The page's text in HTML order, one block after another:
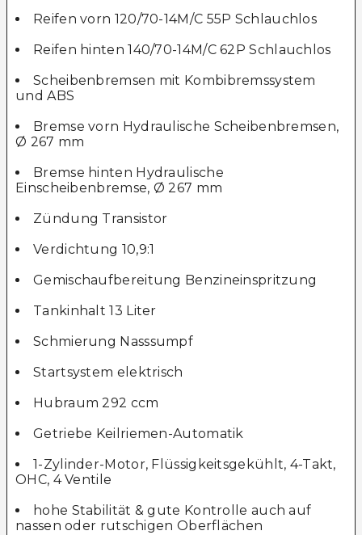
Reifen vorn 120/70-14M/C 55P Schlauchlos
Reifen hinten 140/70-14M/C 62P Schlauchlos
Scheibenbremsen mit Kombibremssystem
und ABS
Bremse vorn Hydraulische Scheibenbremsen,
Ø 267 mm
Bremse hinten Hydraulische
Einscheibenbremse, Ø 267 mm
Zündung Transistor
Verdichtung 10,9:1
Gemischaufbereitung Benzineinspritzung
Tankinhalt 13 Liter
Schmierung Nasssumpf
Startsystem elektrisch
Hubraum 292 ccm
Getriebe Keilriemen-Automatik
1-Zylinder-Motor, Flüssigkeitsgekühlt, 4-Takt,
OHC, 4 Ventile
hohe Stabilität & gute Kontrolle auch auf
nassen oder rutschigen Oberflächen